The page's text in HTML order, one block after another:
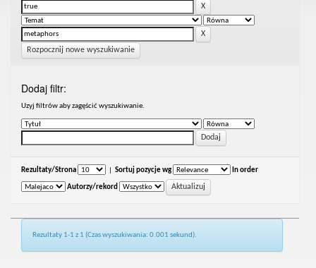
Rozpocznij nowe wyszukiwanie
Dodaj filtr:
Uzyj filtrów aby zagęścić wyszukiwanie.
Rezultaty/Strona Sortuj pozycje wg In order
Autorzy/rekord
Rezultaty 1-1 z 1 (Czas wyszukiwania: 0.001 sekund).